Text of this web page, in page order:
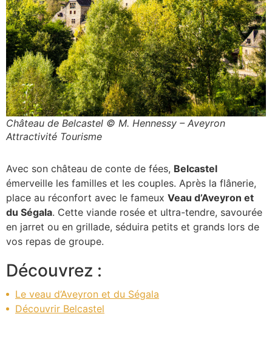
Château de Belcastel © M. Hennessy – Aveyron
Attractivité Tourisme
Avec son château de conte de fées,
place au réconfort avec le fameuxVeau d’Aveyron et
du Ségala. Cette viande rosée et ultra-tendre, savourée
en jarret ou en grillade, séduira petits et grands lors de
vos repas de groupe.
Découvrez :
Le veau d’Aveyron et du Ségala